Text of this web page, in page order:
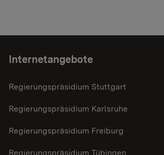
Internetangebote
Regierungspräsidium Stuttgart
Regierungspräsidium Karlsruhe
Regierungspräsidium Freiburg
Regierungspräsidium Tübingen